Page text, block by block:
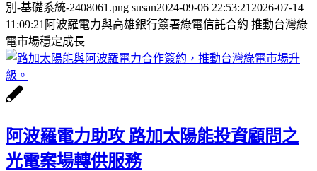
別-基礎系統-2408061.png susan2024-09-06 22:53:21 2026-07-14
11:09:21 阿波羅電力與高雄銀行簽署綠電信託合約 推動台灣綠
電市場穩定成長
阿波羅電力助攻 路加太陽能投資顧問之
光電案場轉供服務